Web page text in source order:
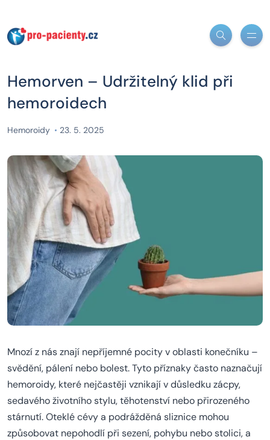
Hemorven – Udržitelný klid při
hemoroidech
Hemoroidy 23. 5. 2025
Mnozí z nás znají nepříjemné pocity v oblasti konečníku –
svědění, pálení nebo bolest. Tyto příznaky často naznačují
hemoroidy, které nejčastěji vznikají v důsledku zácpy,
sedavého životního stylu, těhotenství nebo přirozeného
stárnutí. Oteklé cévy a podrážděná sliznice mohou
způsobovat nepohodlí při sezení, pohybu nebo stolici, a